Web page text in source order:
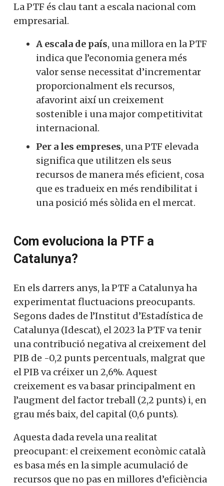
La PTF és clau tant a escala nacional com
empresarial.
A escala de país, una millora en la PTF
indica que l’economia genera més
valor sense necessitat d’incrementar
proporcionalment els recursos,
afavorint així un creixement
sostenible i una major competitivitat
internacional.
Per a les empreses, una PTF elevada
significa que utilitzen els seus
recursos de manera més eficient, cosa
que es tradueix en més rendibilitat i
una posició més sòlida en el mercat.
Com evoluciona la PTF a
Catalunya?
En els darrers anys, la PTF a Catalunya ha
experimentat fluctuacions preocupants.
Segons dades de l’Institut d’Estadística de
Catalunya (Idescat), el 2023 la PTF va tenir
una contribució negativa al creixement del
PIB de -0,2 punts percentuals, malgrat que
el PIB va créixer un 2,6%. Aquest
creixement es va basar principalment en
l’augment del factor treball (2,2 punts) i, en
grau més baix, del capital (0,6 punts).
Aquesta dada revela una realitat
preocupant: el creixement econòmic català
es basa més en la simple acumulació de
recursos que no pas en millores d’eficiència